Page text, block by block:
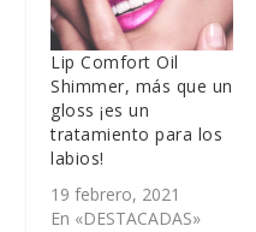
Lip Comfort Oil
Shimmer, más que un
gloss ¡es un
tratamiento para los
labios!
19 febrero, 2021
En «DESTACADAS»